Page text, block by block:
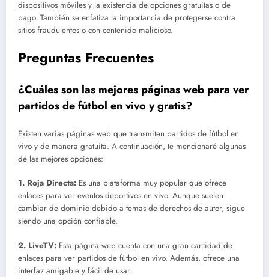
dispositivos móviles y la existencia de opciones gratuitas o de
pago. También se enfatiza la importancia de protegerse contra
sitios fraudulentos o con contenido malicioso.
Preguntas Frecuentes
¿Cuáles son las mejores páginas web para ver
partidos de fútbol en vivo y gratis?
Existen varias páginas web que transmiten partidos de fútbol en
vivo y de manera gratuita. A continuación, te mencionaré algunas
de las mejores opciones:
1. Roja Directa: Es una plataforma muy popular que ofrece
enlaces para ver eventos deportivos en vivo. Aunque suelen
cambiar de dominio debido a temas de derechos de autor, sigue
siendo una opción confiable.
2. LiveTV: Esta página web cuenta con una gran cantidad de
enlaces para ver partidos de fútbol en vivo. Además, ofrece una
interfaz amigable y fácil de usar.